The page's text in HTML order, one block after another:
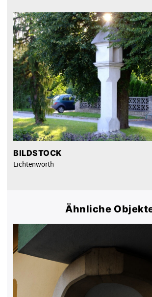
BILDSTOCK
Lichtenwörth
Ähnliche